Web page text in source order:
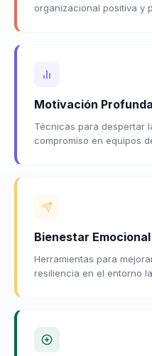
organizacional positiva y
Motivación Profunda
Técnicas para despertar
compromiso en equipos
Bienestar Emocional
Herramientas para
resiliencia en el entorno